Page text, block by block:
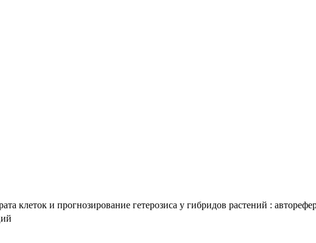
клеток и прогнозирование гетерозиса у гибридов растений :